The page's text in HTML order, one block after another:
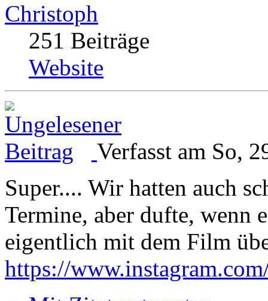
Christoph
251 Beiträge
Website
Verfasst am So,
Super.... Wir hatten auch
Termine, aber dufte, wenn
eigentlich mit dem Film
https://